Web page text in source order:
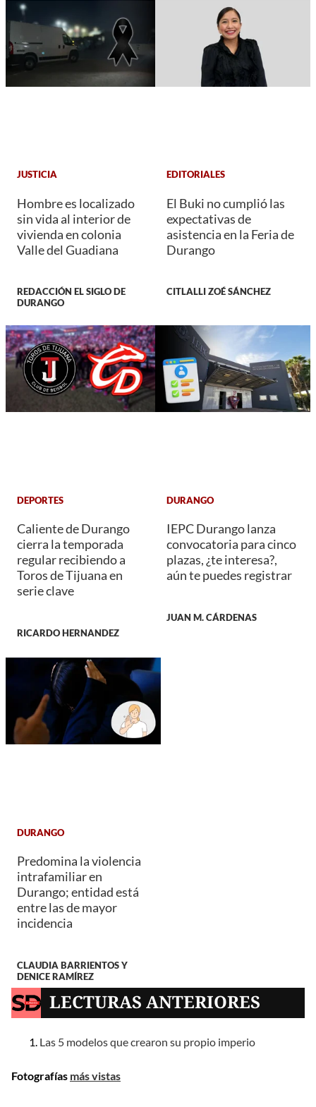
JUSTICIA
Hombre es localizado
sin vida al interior de
vivienda en colonia
Valle del Guadiana
REDACCIÓN EL SIGLO DE
DURANGO
EDITORIALES
El Buki no cumplió las
expectativas de
asistencia en la Feria de
Durango
CITLALLI ZOÉ SÁNCHEZ
DEPORTES
Caliente de Durango
cierra la temporada
regular recibiendo a
Toros de Tijuana en
serie clave
RICARDO HERNANDEZ
DURANGO
IEPC Durango lanza
convocatoria para cinco
plazas, ¿te interesa?,
aún te puedes registrar
JUAN M. CÁRDENAS
DURANGO
Predomina la violencia
intrafamiliar en
Durango; entidad está
entre las de mayor
incidencia
CLAUDIA BARRIENTOS Y
DENICE RAMÍREZ
LECTURAS ANTERIORES
Las 5 modelos que crearon su propio imperio
Fotografías más vistas